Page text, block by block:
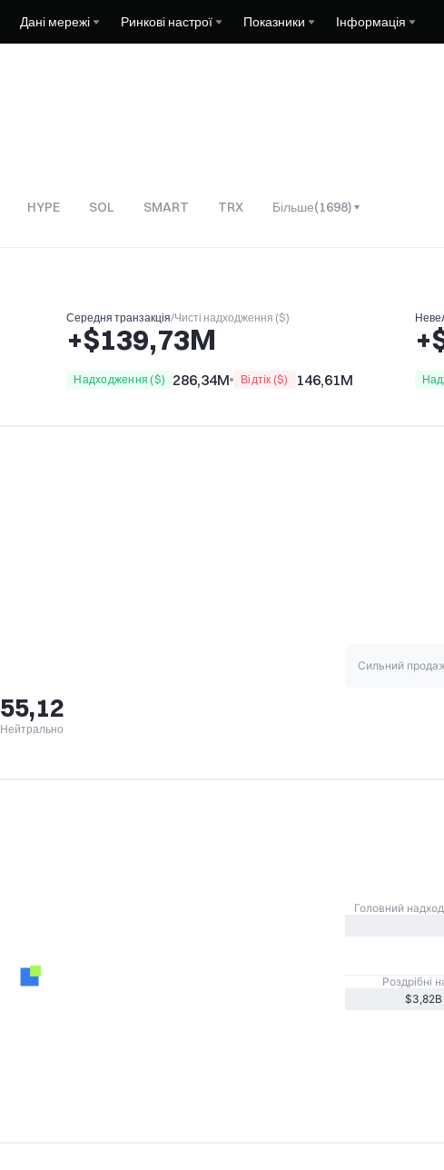
Дані мережі Ринкові настрої Показники Інформація
HYPE SOL SMART TRX Більше(1698)
Середня транзакція/Чисті надходження ($)
+$139,73M
Надходження ($) 286,34M Відтік ($) 146,61M
55,12
Нейтрально
Сильний
Головний
Роздрібні
$3,82B